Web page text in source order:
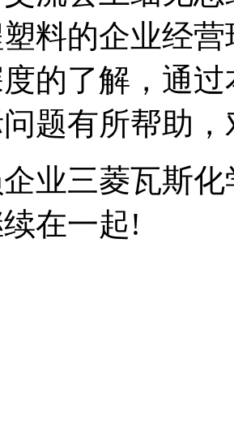
料的企业经
的了解，通
题有所帮助
业三菱瓦斯
在一起!